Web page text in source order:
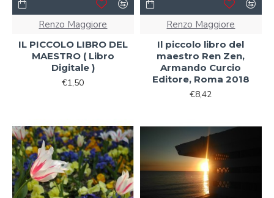
Renzo Maggiore
IL PICCOLO LIBRO DEL
MAESTRO ( Libro
Digitale )
€1,50
Renzo Maggiore
Il piccolo libro del
maestro Ren Zen,
Armando Curcio
Editore, Roma 2018
€8,42